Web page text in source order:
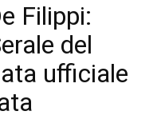
Filippi:
del
ufficiale